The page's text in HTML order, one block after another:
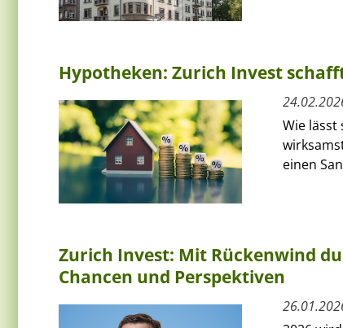
Hypotheken: Zurich Invest
Wie lässt
einen
Zurich Invest: Mit Rückenwind
Chancen und Perspektiven